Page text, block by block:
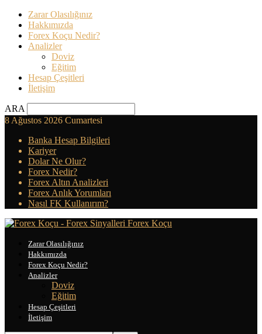
Zarar Olasılığınız
Hakkımızda
Forex Koçu Nedir?
Analizler
Doviz
Eğitim
Hesap Çeşitleri
İletişim
ARA
8 Ağustos 2026 Cumartesi
Banka Hesap Bilgileri
Kariyer
Dolar Ne Olur?
Forex Nedir?
Forex Altın Analizleri
Forex Anlık Yorumları
Nasıl FK Kullanırım?
Forex Koçu
Zarar Olasılığınız
Hakkımızda
Forex Koçu Nedir?
Analizler
Doviz
Eğitim
Hesap Çeşitleri
İletişim